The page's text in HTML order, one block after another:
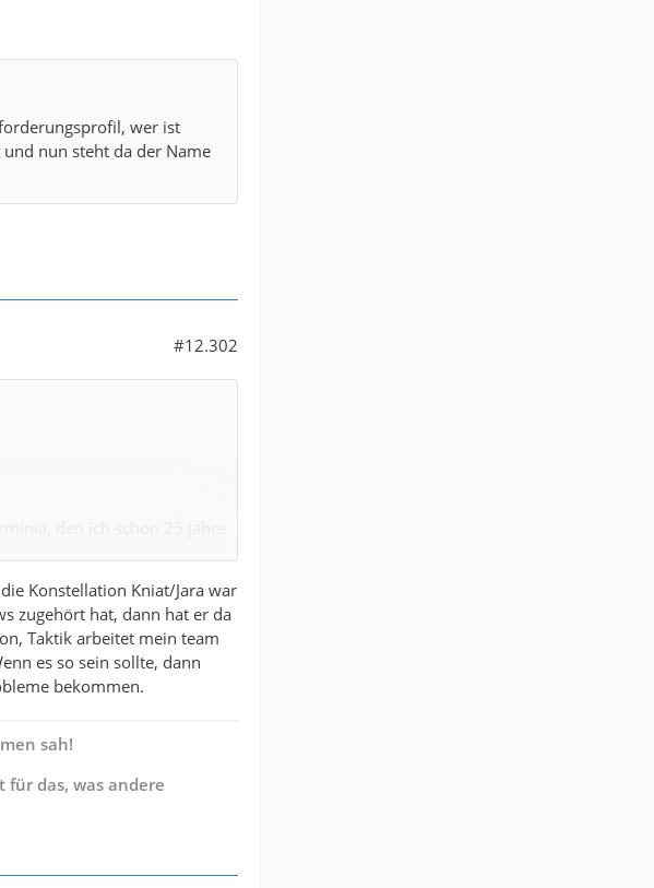
wer ist
nun steht da der Name
#12.302
zum aktuellen Kader
hängt seiner Meinung
entlassen!!!!
der co-Trainer das
sich so zum negativen
verscherzt hat.
Konstellation Kniat/Jara war
zugehört hat, dann hat er da
Taktik arbeitet mein team
es so sein sollte, dann
bekommen.
sah!
das, was andere